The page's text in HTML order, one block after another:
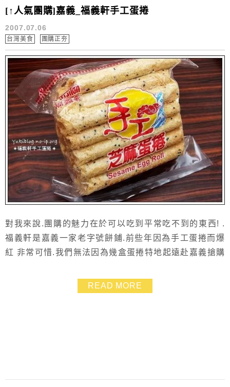
[↑人氣團購]嘉義_福義軒手工蛋捲
2007.07.06
台灣美食 團購正夯
對我來說.團購的魅力在於可以吃到平常吃不到的東西! .
福義軒是嘉義一家老字號餅鋪.前些年因為手工蛋捲而爆
紅 非常可惜.我們無法因為幾盒蛋捲特地起遠赴嘉義搶購
隊伍才買的到吶 當然.嘴饞的我們又非得使出團購這一
招… 原本是找了福義軒本店要訂購.但店家卻說需要21個
READ MORE